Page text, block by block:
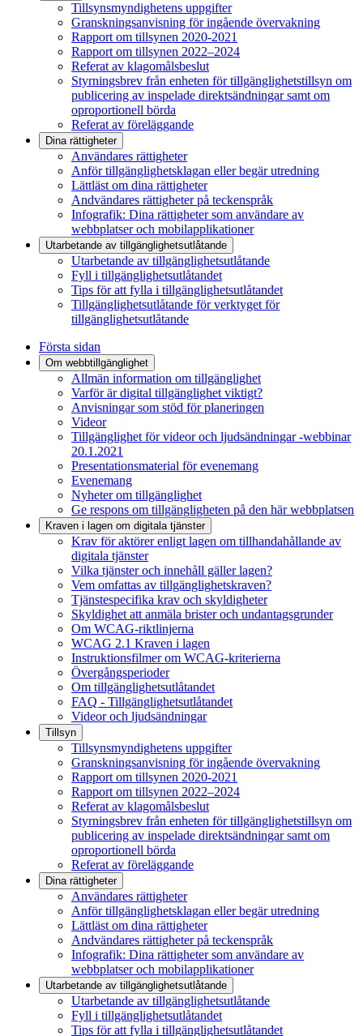
Tillsynsmyndighetens uppgifter
Granskningsanvisning för ingående övervakning
Rapport om tillsynen 2020-2021
Rapport om tillsynen 2022–2024
Referat av klagomålsbeslut
Styrningsbrev från enheten för tillgänglighetstillsyn om
publicering av inspelade direktsändningar samt om
oproportionell börda
Referat av föreläggande
Dina rättigheter
Användares rättigheter
Anför tillgänglighetsklagan eller begär utredning
Lättläst om dina rättigheter
Andvändares rättigheter på teckenspråk
Infografik: Dina rättigheter som användare av
webbplatser och mobilapplikationer
Utarbetande av tillgänglighets­utlåtande
Utarbetande av tillgänglighetsutlåtande
Fyll i tillgänglighetsutlåtandet
Tips för att fylla i tillgänglighetsutlåtandet
Tillgänglighetsutlåtande för verktyget för
tillgänglighetsutlåtande
Första sidan
Om webbtillgänglighet
Allmän information om tillgänglighet
Varför är digital tillgänglighet viktigt?
Anvisningar som stöd för planeringen
Videor
Tillgänglighet för videor och ljudsändningar -webbinar
20.1.2021
Presentationsmaterial för evenemang
Evenemang
Nyheter om tillgänglighet
Ge respons om tillgängligheten på den här webbplatsen
Kraven i lagen om digitala tjänster
Krav för aktörer enligt lagen om tillhandahållande av
digitala tjänster
Vilka tjänster och innehåll gäller lagen?
Vem omfattas av tillgänglighetskraven?
Tjänstespecifika krav och skyldigheter
Skyldighet att anmäla brister och undantagsgrunder
Om WCAG-riktlinjerna
WCAG 2.1 Kraven i lagen
Instruktionsfilmer om WCAG-kriterierna
Övergångsperioder
Om tillgänglighetsutlåtandet
FAQ - Tillgänglighetsutlåtandet
Videor och ljudsändningar
Tillsyn
Tillsynsmyndighetens uppgifter
Granskningsanvisning för ingående övervakning
Rapport om tillsynen 2020-2021
Rapport om tillsynen 2022–2024
Referat av klagomålsbeslut
Styrningsbrev från enheten för tillgänglighetstillsyn om
publicering av inspelade direktsändningar samt om
oproportionell börda
Referat av föreläggande
Dina rättigheter
Användares rättigheter
Anför tillgänglighetsklagan eller begär utredning
Lättläst om dina rättigheter
Andvändares rättigheter på teckenspråk
Infografik: Dina rättigheter som användare av
webbplatser och mobilapplikationer
Utarbetande av tillgänglighets­utlåtande
Utarbetande av tillgänglighetsutlåtande
Fyll i tillgänglighetsutlåtandet
Tips för att fylla i tillgänglighetsutlåtandet